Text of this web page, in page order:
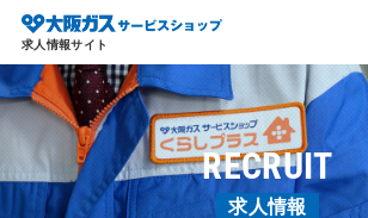
求人情報サイト
RECRUIT
求人情報